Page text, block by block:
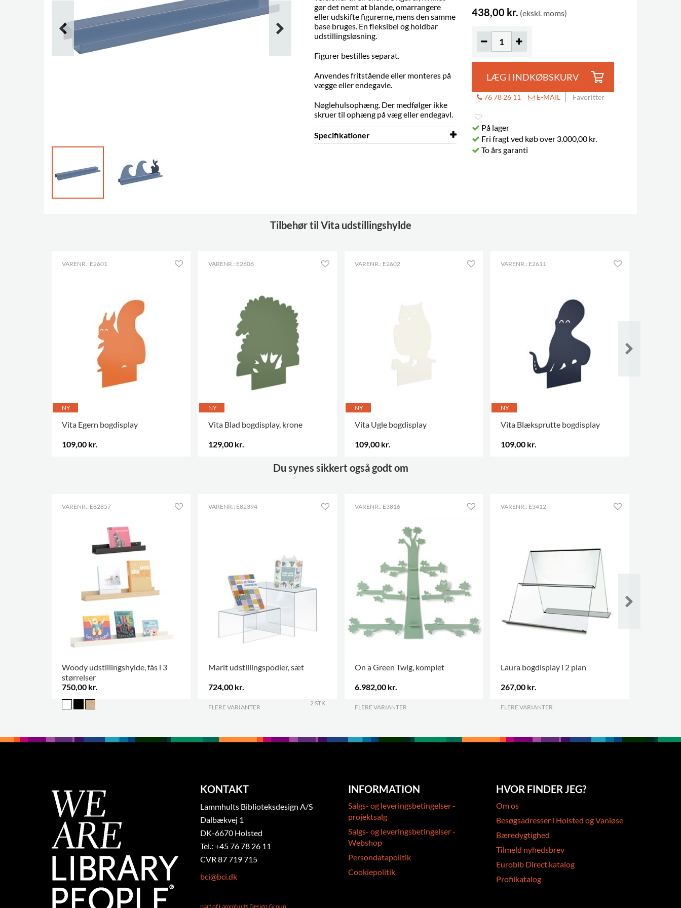
gør det nemt at blande, omarrangere
eller udskifte figurerne, mens den samme
base bruges. En fleksibel og holdbar
udstillingsløsning.
Figurer bestilles separat.
Anvendes fritstående eller monteres på
vægge eller endegavle.
Nøglehulsophæng. Der medfølger ikke
skruer til ophæng på væg eller endegavl.
Specifikationer
Materiale
pulverlakeret stål
438,00 kr. (ekskl. moms)
LÆG I INDKØBSKURV
76 78 26 11 E-MAIL Favoritter
På lager
Fri fragt ved køb over 3.000,00 kr.
To års garanti
Tilbehør til Vita udstillingshylde
VARENR.: E2601
NY
Vita Egern bogdisplay
109,00 kr.
VARENR.: E2606
NY
Vita Blad bogdisplay, krone
129,00 kr.
VARENR.: E2602
NY
Vita Ugle bogdisplay
109,00 kr.
FLERE VARIANTER
VARENR.: E2611
NY
Vita Blæksprutte bogdisplay
109,00 kr.
Du synes sikkert også godt om
VARENR.: E82857
Woody udstillingshylde, fås i 3
størrelser
750,00 kr.
VARENR.: E82394
Marit udstillingspodier, sæt
724,00 kr.
FLERE VARIANTER
2 STK.
VARENR.: E3816
On a Green Twig, komplet
6.982,00 kr.
FLERE VARIANTER
VARENR.: E3412
Laura bogdisplay i 2 plan
267,00 kr.
FLERE VARIANTER
KONTAKT
Lammhults Biblioteksdesign A/S
Dalbækvej 1
DK-6670 Holsted
Tel.: +45 76 78 26 11
CVR 87 719 715
bci@bci.dk
part of Lammhults Design Group
INFORMATION
Salgs- og leveringsbetingelser -
projektsalg
Salgs- og leveringsbetingelser -
Webshop
Persondatapolitik
Cookiepolitik
HVOR FINDER JEG?
Om os
Besøgsadresser i Holsted og Vanløse
Bæredygtighed
Tilmeld nyhedsbrev
Eurobib Direct katalog
Profilkatalog